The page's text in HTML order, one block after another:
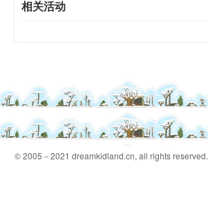
相关活动
© 2005－2021 dreamkidland.cn, all rights reserved.